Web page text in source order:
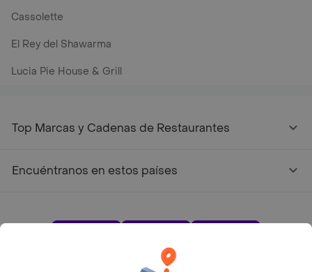
Cassolette
El Rey del Shawarma
Lucia Pie House & Grill
Top Marcas y Cadenas de Restaurantes
Encuéntranos en estos países
Google play